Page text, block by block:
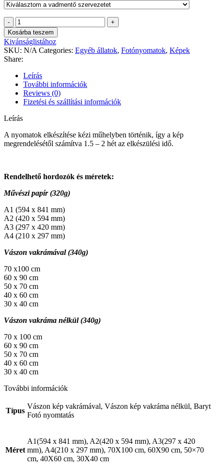
Kuti
Péter
-
Aranyban
quantity
Kosárba teszem
Kivánságlistához
SKU: N/A Categories: Egyéb állatok, Fotónyomatok, Képek
Share:
Leírás
További információk
Reviews (0)
Fizetési és szállítási információk
Leírás
A nyomatok elkészítése kézi műhelyben történik, így a kép
megrendelésétől számítva 1.5 – 2 hét az elkészülési idő.
Rendelhető hordozók és méretek:
Művészi papír (320g)
A1 (594 x 841 mm)
A2 (420 x 594 mm)
A3 (297 x 420 mm)
A4 (210 x 297 mm)
Vászon vakrámával (340g)
70 x100 cm
60 x 90 cm
50 x 70 cm
40 x 60 cm
30 x 40 cm
Vászon vakráma nélkül (340g)
70 x 100 cm
60 x 90 cm
50 x 70 cm
40 x 60 cm
30 x 40 cm
További információk
Típus
Vászon kép vakrámával, Vászon kép vakráma nélkül, Baryt
Fotó nyomtatás
Méret
A1(594 x 841 mm), A2(420 x 594 mm), A3(297 x 420
mm), A4(210 x 297 mm), 70X100 cm, 60X90 cm, 50×70
cm, 40X60 cm, 30X40 cm